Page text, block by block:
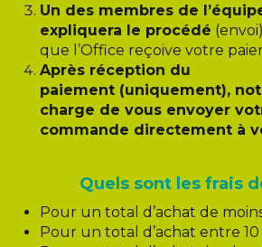
Un des membres de
expliquera le procédé
que l’Office reçoive votre
Après réception du
paiement (uniquement),
charge de vous envoyer
commande directement à
Quels sont les frais
Pour un total d’achat de
Pour un total d’achat entre